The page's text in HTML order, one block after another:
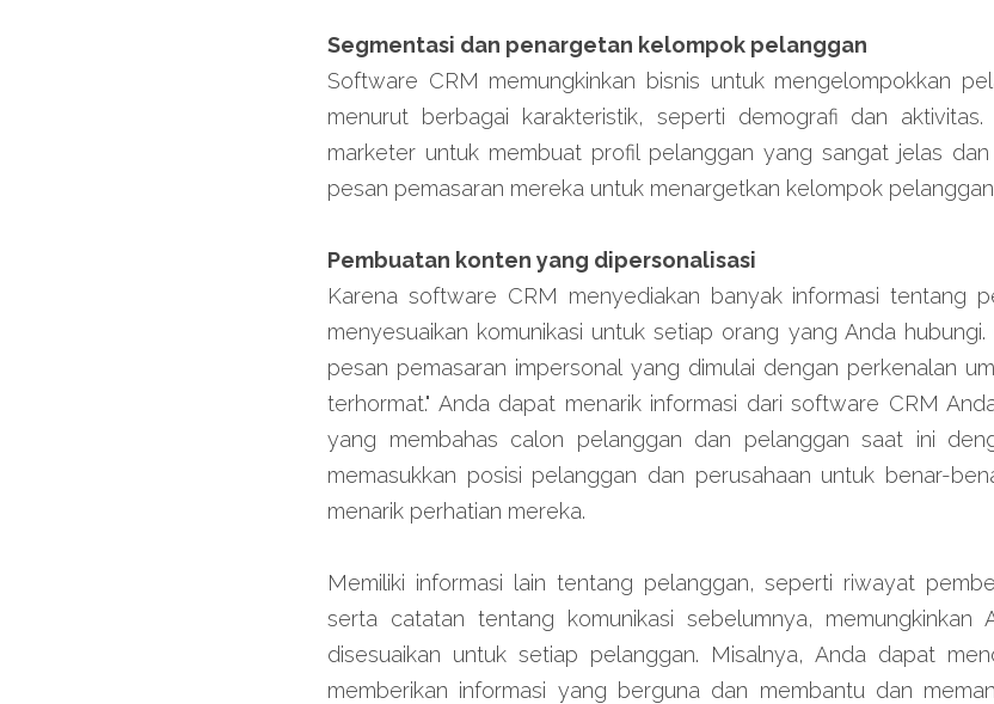
Segmentasi dan penargetan kelompok pelanggan
Software CRM memungkinkan bisnis untuk mengelompokkan
menurut berbagai karakteristik, seperti demografi dan aktivitas.
marketer untuk membuat profil pelanggan yang sangat jelas dan
pesan pemasaran mereka untuk menargetkan kelompok
Pembuatan konten yang dipersonalisasi
Karena software CRM menyediakan banyak informasi tentang
menyesuaikan komunikasi untuk setiap orang yang Anda
pesan pemasaran impersonal yang dimulai dengan perkenalan
terhormat." Anda dapat menarik informasi dari software CRM
yang membahas calon pelanggan dan pelanggan saat ini
memasukkan posisi pelanggan dan perusahaan untuk benar-
menarik perhatian mereka.
Memiliki informasi lain tentang pelanggan, seperti riwayat
serta catatan tentang komunikasi sebelumnya, memungkinkan
disesuaikan untuk setiap pelanggan. Misalnya, Anda dapat
memberikan informasi yang berguna dan membantu dan